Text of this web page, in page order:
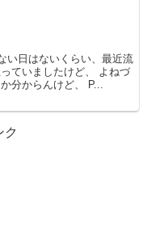
い日はないくらい、最近流
ていましたけど、 よねづ
分からんけど、 P...
ク